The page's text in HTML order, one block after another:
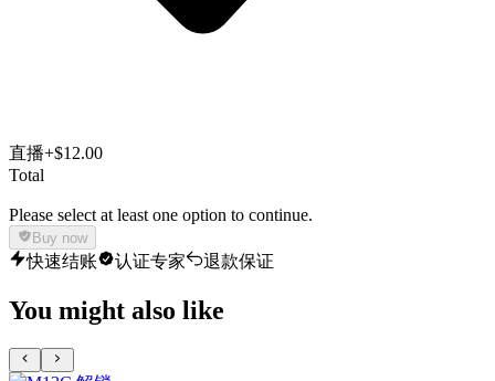
直播+$12.00
Total
Please select at least one option to continue.
Buy now
快速结账 认证专家 退款保证
You might also like